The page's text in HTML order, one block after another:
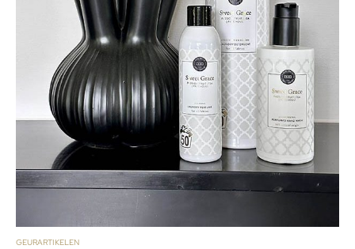
GEURARTIKELEN